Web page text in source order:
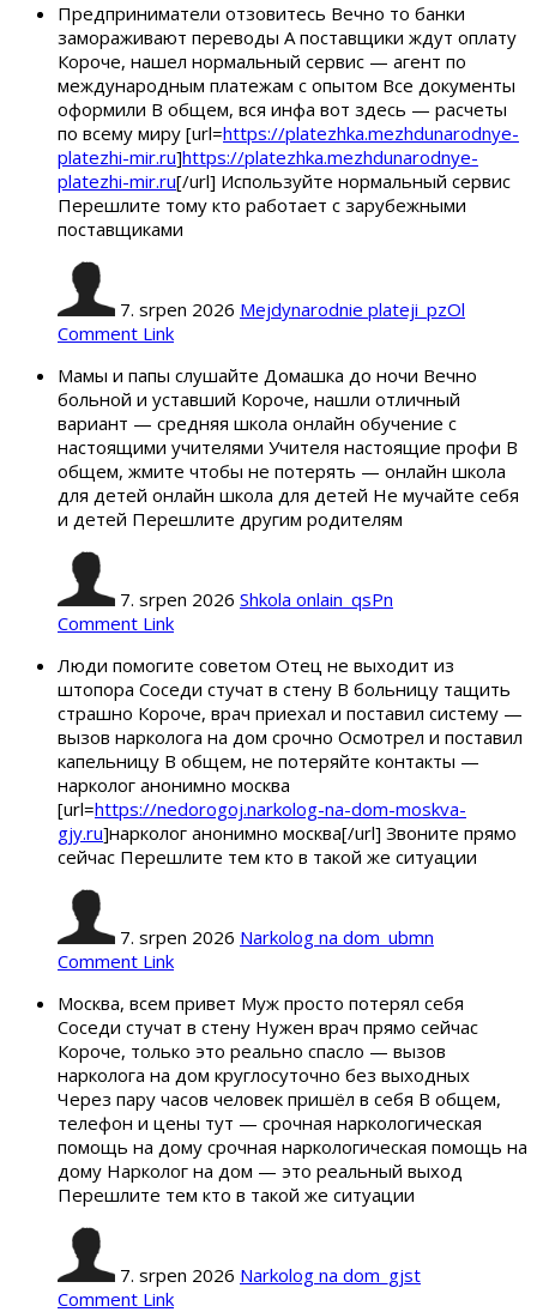
Предприниматели отзовитесь Вечно то банки
замораживают переводы А поставщики ждут оплату
Короче, нашел нормальный сервис — агент по
международным платежам с опытом Все документы
оформили В общем, вся инфа вот здесь — расчеты
по всему миру [url=https://platezhka.mezhdunarodnye-
platezhi-mir.ru]https://platezhka.mezhdunarodnye-
platezhi-mir.ru[/url] Используйте нормальный сервис
Перешлите тому кто работает с зарубежными
поставщиками
7. srpen 2026 Mejdynarodnie plateji_pzOl
Comment Link
Мамы и папы слушайте Домашка до ночи Вечно
больной и уставший Короче, нашли отличный
вариант — средняя школа онлайн обучение с
настоящими учителями Учителя настоящие профи В
общем, жмите чтобы не потерять — онлайн школа
для детей онлайн школа для детей Не мучайте себя
и детей Перешлите другим родителям
7. srpen 2026 Shkola onlain_qsPn
Comment Link
Люди помогите советом Отец не выходит из
штопора Соседи стучат в стену В больницу тащить
страшно Короче, врач приехал и поставил систему —
вызов нарколога на дом срочно Осмотрел и поставил
капельницу В общем, не потеряйте контакты —
нарколог анонимно москва
[url=https://nedorogoj.narkolog-na-dom-moskva-
gjy.ru]нарколог анонимно москва[/url] Звоните прямо
сейчас Перешлите тем кто в такой же ситуации
7. srpen 2026 Narkolog na dom_ubmn
Comment Link
Москва, всем привет Муж просто потерял себя
Соседи стучат в стену Нужен врач прямо сейчас
Короче, только это реально спасло — вызов
нарколога на дом круглосуточно без выходных
Через пару часов человек пришёл в себя В общем,
телефон и цены тут — срочная наркологическая
помощь на дому срочная наркологическая помощь на
дому Нарколог на дом — это реальный выход
Перешлите тем кто в такой же ситуации
7. srpen 2026 Narkolog na dom_gjst
Comment Link